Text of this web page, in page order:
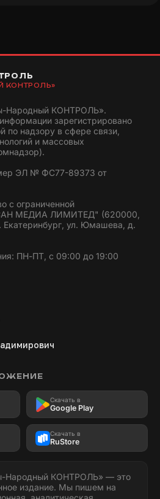
КОНТРОЛЬ»
Народный КОНТРОЛЬ».
зарегистрировано
по надзору в сфере связи,
и массовых
ЭЛ № ФС77-89373 от
с ограниченной
МЕДИА ЛИМИТЕД" (620000,
Екатеринбург, ул. Юмашева, д.
ПН-ПТ, с 09:00 до 19:00
Скачать в
Google Play
Скачать в
RuStore
Народный КОНТРОЛЬ» — это
издание. Мы пишем на